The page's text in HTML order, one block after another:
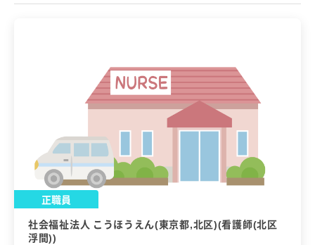
正職員
社会福祉法人 こうほうえん(東京都,北区)(看護師(北区
浮間))